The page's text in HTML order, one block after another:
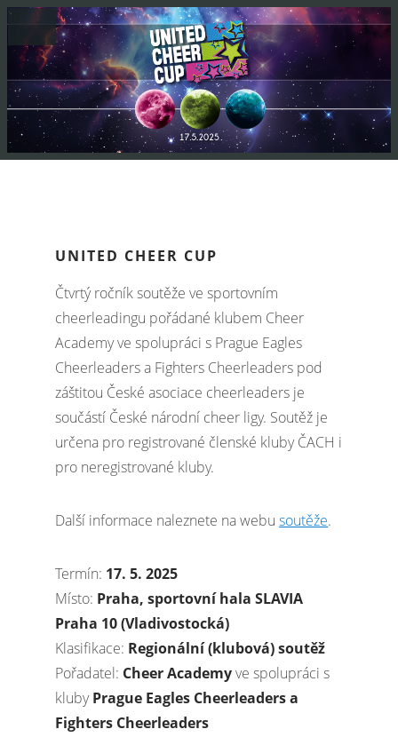
UNITED CHEER CUP
Čtvrtý ročník soutěže ve sportovním
cheerleadingu pořádané klubem Cheer
Academy ve spolupráci s Prague Eagles
Cheerleaders a Fighters Cheerleaders pod
záštitou České asociace cheerleaders je
součástí České národní cheer ligy. Soutěž je
určena pro registrované členské kluby ČACH i
pro neregistrované kluby.
Další informace naleznete na webusoutěže.
Termín: 17. 5. 2025
Místo: Praha, sportovní hala SLAVIA
Praha 10 (Vladivostocká)
Klasifikace: Regionální (klubová) soutěž
Pořadatel: Cheer Academyve spolupráci s
klubyPrague Eagles Cheerleaders a
Fighters Cheerleaders